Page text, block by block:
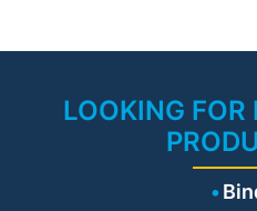
LOOKING FOR